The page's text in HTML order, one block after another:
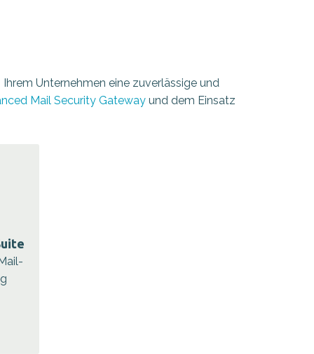
Ihrem Unternehmen eine zuverlässige und
Mail Security Gateway und dem Einsatz